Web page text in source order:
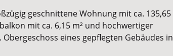
geschnittene Wohnung mit ca. 135,65
mit ca. 6,15 m² und hochwertiger
eines gepflegten Gebäudes in